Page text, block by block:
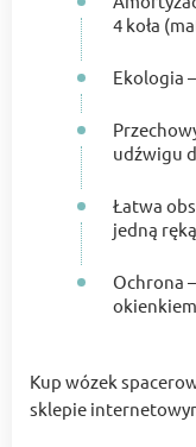
4 koła
Ekologia
udźwigu
Łatwa
jedną ręką
Ochrona
Kup wózek
sklepie